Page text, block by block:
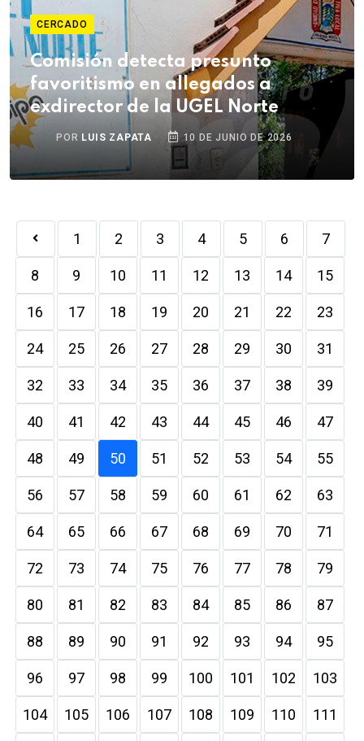
CERCADO
Comisión detecta presunto
favoritismo en allegados a
exdirector de la UGEL Norte
POR LUIS ZAPATA 10 DE JUNIO DE 2026
1 2 3 4 5 6 7
8 9 10 11 12 13 14 15
16 17 18 19 20 21 22 23
24 25 26 27 28 29 30 31
32 33 34 35 36 37 38 39
40 41 42 43 44 45 46 47
48 49 50 51 52 53 54 55
56 57 58 59 60 61 62 63
64 65 66 67 68 69 70 71
72 73 74 75 76 77 78 79
80 81 82 83 84 85 86 87
88 89 90 91 92 93 94 95
96 97 98 99 100 101 102 103
104 105 106 107 108 109 110 111